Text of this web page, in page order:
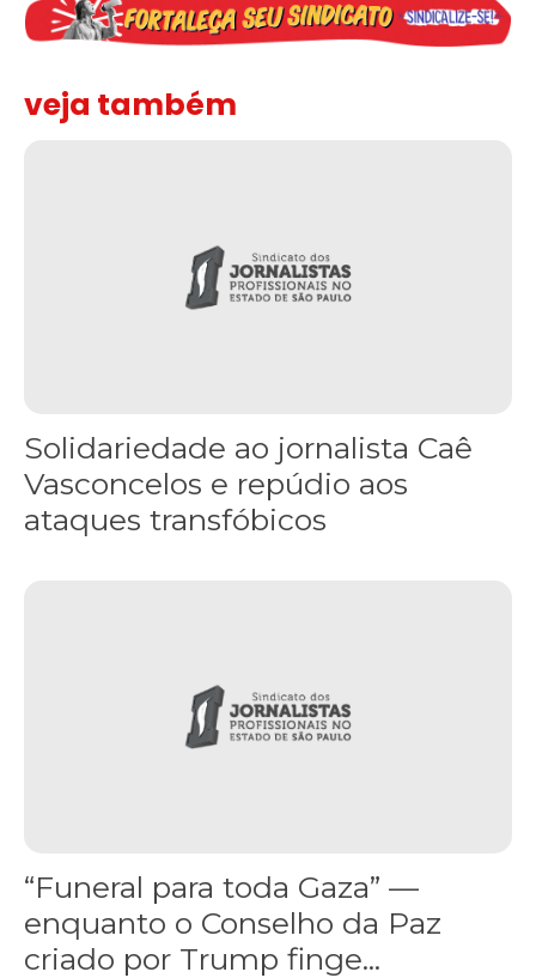
veja também
Solidariedade ao jornalista Caê
Vasconcelos e repúdio aos
ataques transfóbicos
“Funeral para toda Gaza” —
enquanto o Conselho da Paz
criado por Trump finge...